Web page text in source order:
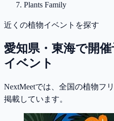
Plants Family
近くの植物イベントを探す
愛知県・東海で開
イベント
NextMeetでは、全国の植物フ
掲載しています。